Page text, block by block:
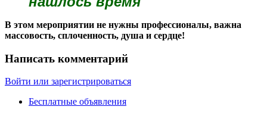
В этом мероприятии не нужны профессионалы, важна
массовость, сплоченность, душа и сердце!
Написать комментарий
Войти или зарегистрироваться
Бесплатные объявления